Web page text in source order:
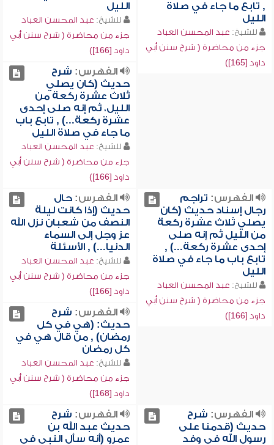
, تابع ما جاء في صلاة
الليل
للشيخ: عبد المحسن العباد
جزء من محاضرة ( شرح سنن أبي
داود [165])
الليل
للشيخ: عبد المحسن العباد
جزء من محاضرة ( شرح سنن أبي
داود [166])
الفهرس: شرح
حديث (كان يصلي
ثلاث عشرة ركعة من
الليل، ثم إنه صلى إحدى
عشرة ركعة...) , تابع باب
ما جاء في صلاة الليل
للشيخ: عبد المحسن العباد
جزء من محاضرة ( شرح سنن أبي
داود [166])
الفهرس: تراجم
رجال إسناد حديث (كان
يصلي ثلاث عشرة ركعة
من الليل ثم إنه صلى
إحدى عشرة ركعة...) ,
تابع باب ما جاء في صلاة
الليل
للشيخ: عبد المحسن العباد
جزء من محاضرة ( شرح سنن أبي
داود [166])
الفهرس:حال
حديث (إذا كانت ليلة
النصف من شعبان نزل الله
عز وجل إلى السماء
الدنيا...) , الأسئلة
للشيخ: عبد المحسن العباد
جزء من محاضرة ( شرح سنن أبي
داود [166])
الفهرس: شرح
حديث: (هي في كل
رمضان) , من قال هي في
كل رمضان
للشيخ: عبد المحسن العباد
جزء من محاضرة ( شرح سنن أبي
داود [168])
الفهرس: شرح
حديث (قدمنا على
رسول الله في وفد
الفهرس: شرح
حديث عبد الله بن
عمرو (أنه سأل النبي في